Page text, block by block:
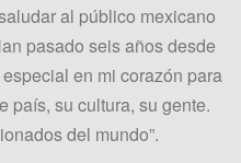
al público mexicano
pasado seis años desde
en mi corazón para
país, su cultura, su gente.
del mundo”.